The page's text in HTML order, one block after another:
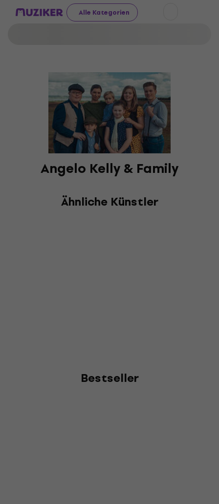
Alle Kategorien
Angelo Kelly & Family
Ähnliche Künstler
Bestseller